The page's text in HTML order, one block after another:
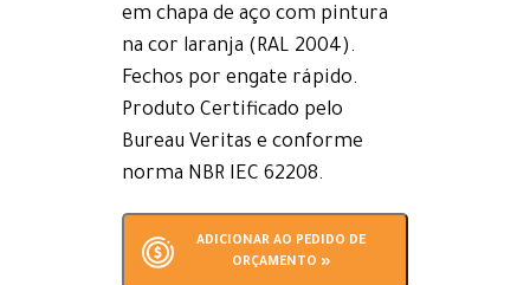
em chapa de aço com pintura
na cor laranja (RAL 2004).
Fechos por engate rápido.
Produto Certificado pelo
Bureau Veritas e conforme
norma NBR IEC 62208.
ADICIONAR AO PEDIDO DE
ORÇAMENTO »